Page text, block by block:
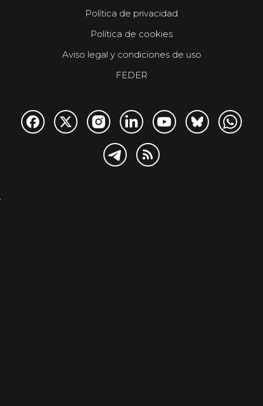
Política de privacidad
Política de cookies
Aviso legal y condiciones de uso
FEDER